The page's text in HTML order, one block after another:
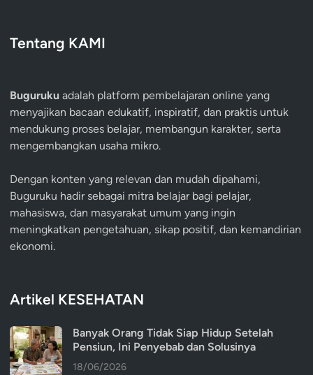
Tentang KAMI
Buguruku adalah platform pembelajaran online yang
menyajikan bacaan edukatif, inspiratif, dan praktis untuk
mendukung proses belajar, membangun karakter, serta
mengembangkan usaha mikro.
Dengan konten yang relevan dan mudah dipahami,
Buguruku hadir sebagai mitra belajar bagi pelajar,
mahasiswa, dan masyarakat umum yang ingin
meningkatkan pengetahuan, sikap positif, dan kemandirian
ekonomi.
Artikel KESEHATAN
Banyak Orang Tidak Siap Hidup Setelah
Pensiun, Ini Penyebab dan Solusinya
18/06/2026